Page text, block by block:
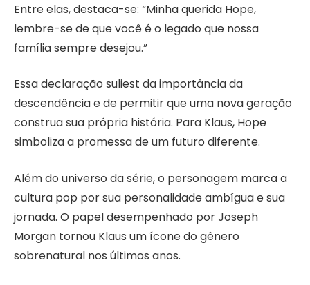
Entre elas, destaca-se: “Minha querida Hope,
lembre-se de que você é o legado que nossa
família sempre desejou.”
Essa declaração suliest da importância da
descendência e de permitir que uma nova geração
construa sua própria história. Para Klaus, Hope
simboliza a promessa de um futuro diferente.
Além do universo da série, o personagem marca a
cultura pop por sua personalidade ambígua e sua
jornada. O papel desempenhado por Joseph
Morgan tornou Klaus um ícone do gênero
sobrenatural nos últimos anos.